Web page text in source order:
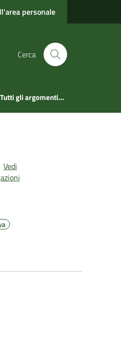
personale
Cerca
Tutti gli argomenti...
Vedi
azioni